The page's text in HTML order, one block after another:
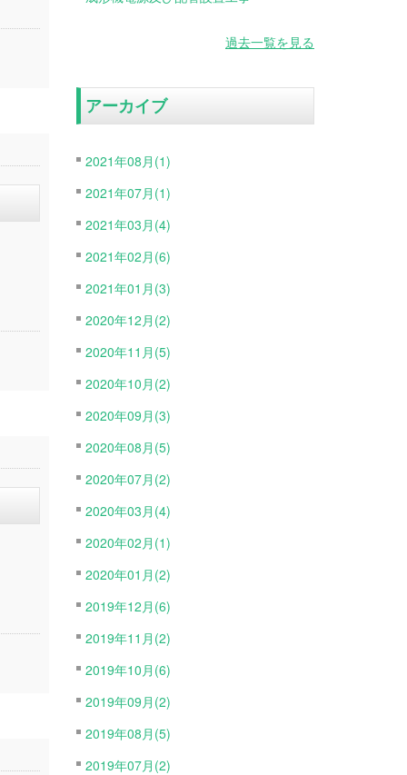
過去一覧を見る
アーカイブ
2021年08月(1)
2021年07月(1)
2021年03月(4)
2021年02月(6)
2021年01月(3)
2020年12月(2)
2020年11月(5)
2020年10月(2)
2020年09月(3)
2020年08月(5)
2020年07月(2)
2020年03月(4)
2020年02月(1)
2020年01月(2)
2019年12月(6)
2019年11月(2)
2019年10月(6)
2019年09月(2)
2019年08月(5)
2019年07月(2)